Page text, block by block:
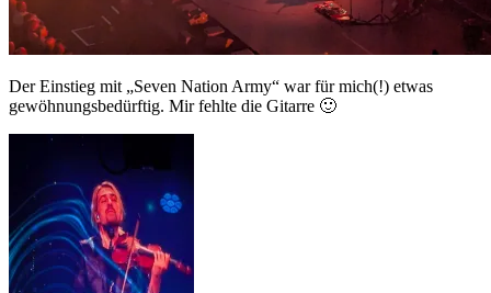
Der Einstieg mit „Seven Nation Army“ war für mich(!) etwas
gewöhnungsbedürftig. Mir fehlte die Gitarre 🙂